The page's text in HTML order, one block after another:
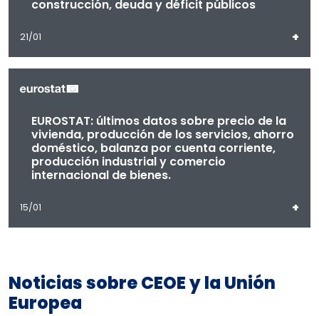
construcción, deuda y déficit públicos
21/01 +
EUROSTAT: últimos datos sobre precio de la
vivienda, producción de los servicios, ahorro
doméstico, balanza por cuenta corriente,
producción industrial y comercio
internacional de bienes.
15/01 +
Noticias sobre CEOE y la Unión
Europea